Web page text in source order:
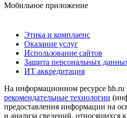
Мобильное приложение
Этика и комплаенс
Оказание услуг
Использование сайтов
Защита персональных
ИТ аккредитация
На информационном ресурсе hh.ru
рекомендательные технологии
предоставления информации на
и анализа сведений, относящихся